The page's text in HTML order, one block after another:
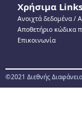
Χρήσιμα Links
Ανοιχτά δεδομένα /
Αποθετήριο κώδικα
Επικοινωνία
©2021 Διεθνής